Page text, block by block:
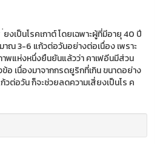
งเป็นโรคเกาต์ โดยเฉพาะผู้ที่มีอายุ 40 ปี
าณ 3-6 แก้วต่อวันอย่างต่อเนื่อง เพราะ
พแห่งหนึ่งยืนยันแล้วว่า คาเฟอีนมีส่วน
อ เนื่องมาจากกรดยูริกที่เกิน ขนาดอย่าง
ต่อวัน ก็จะช่วยลดความเสี่ยงเป็นโร ค